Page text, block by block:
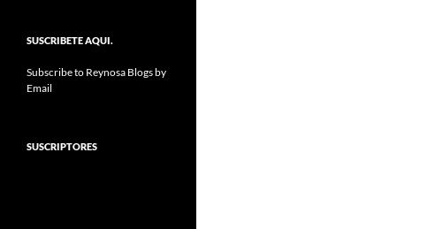
SUSCRIBETE AQUI.
Subscribe to Reynosa Blogs by
Email
SUSCRIPTORES